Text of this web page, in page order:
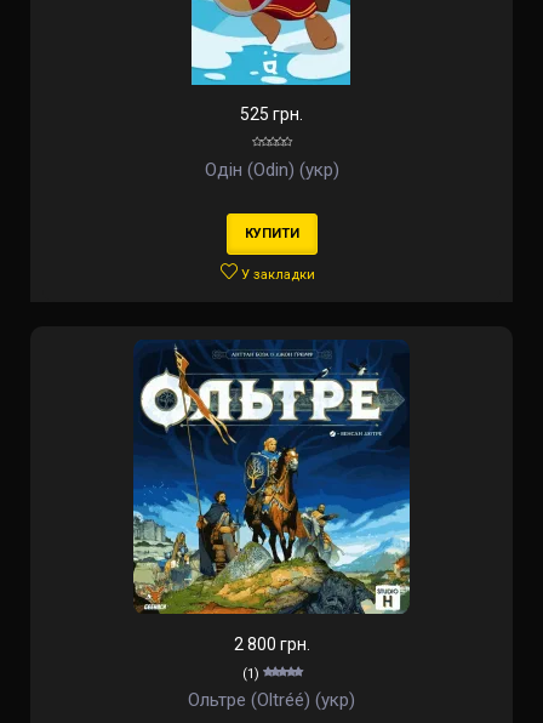
525 грн.
Одін (Odin) (укр)
КУПИТИ
У закладки
2 800 грн.
(1)
Ольтре (Oltréé) (укр)